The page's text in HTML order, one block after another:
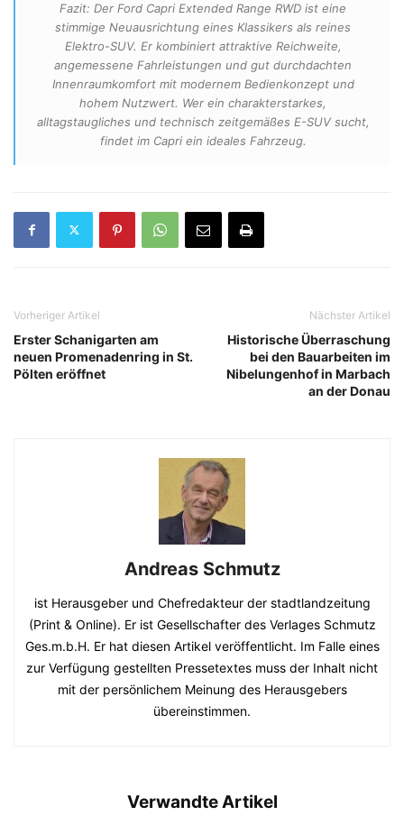
Fazit: Der Ford Capri Extended Range RWD ist eine
stimmige Neuausrichtung eines Klassikers als reines
Elektro-SUV. Er kombiniert attraktive Reichweite,
angemessene Fahrleistungen und gut durchdachten
Innenraumkomfort mit modernem Bedienkonzept und
hohem Nutzwert. Wer ein charakterstarkes,
alltagstaugliches und technisch zeitgemäßes E-SUV sucht,
findet im Capri ein ideales Fahrzeug.
Vorheriger Artikel
Erster Schanigarten am
neuen Promenadenring in St.
Pölten eröffnet
Nächster Artikel
Historische Überraschung
bei den Bauarbeiten im
Nibelungenhof in Marbach
an der Donau
Andreas Schmutz
ist Herausgeber und Chefredakteur der stadtlandzeitung
(Print & Online). Er ist Gesellschafter des Verlages Schmutz
Ges.m.b.H. Er hat diesen Artikel veröffentlicht. Im Falle eines
zur Verfügung gestellten Pressetextes muss der Inhalt nicht
mit der persönlichem Meinung des Herausgebers
übereinstimmen.
Verwandte Artikel